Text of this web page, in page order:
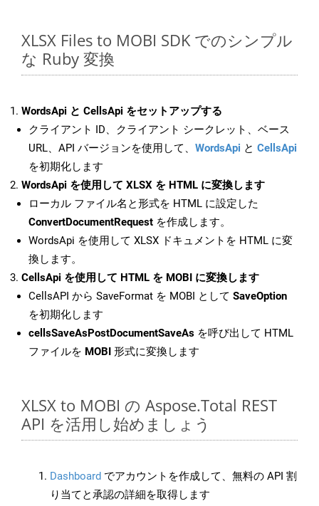
XLSX Files to MOBI SDK でのシンプル
な Ruby 変換
WordsApi と CellsApi をセットアップする
クライアント ID、クライアント シークレット、ベース
URL、API バージョンを使用して、 WordsApi と CellsApi
を初期化します
WordsApi を使用して XLSX を HTML に変換します
ローカル ファイル名と形式を HTML に設定した
ConvertDocumentRequest を作成します。
WordsApi を使用して XLSX ドキュメントを HTML に変
換します。
CellsApi を使用して HTML を MOBI に変換します
CellsAPI から SaveFormat を MOBI として SaveOption
を初期化します
cellsSaveAsPostDocumentSaveAs を呼び出して HTML
ファイルを MOBI 形式に変換します
XLSX to MOBI の Aspose.Total REST
API を活用し始めましょう
Dashboard でアカウントを作成して、無料の API 割
り当てと承認の詳細を取得します